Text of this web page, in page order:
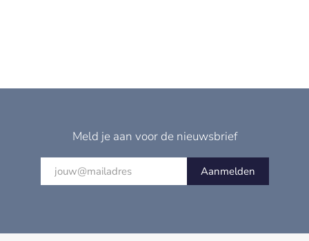
Meld je aan voor de nieuwsbrief
Aanmelden